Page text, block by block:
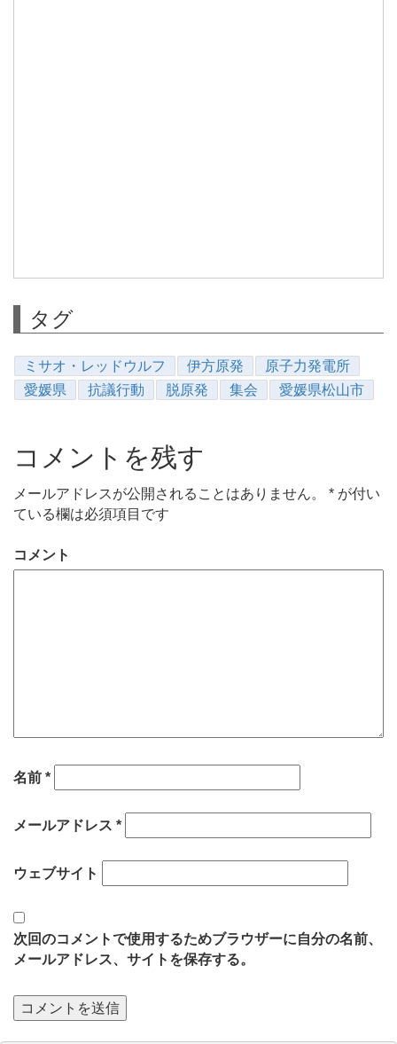
タグ
ミサオ・レッドウルフ 伊方原発
原子力発電所
愛媛県
抗議行動 脱原発 集会 愛媛県松山市
コメントを残す
メールアドレスが公開されることはありません。 * が付い
ている欄は必須項目です
コメント
名前 *
メールアドレス *
ウェブサイト
次回のコメントで使用するためブラウザーに自分の名前、
メールアドレス、サイトを保存する。